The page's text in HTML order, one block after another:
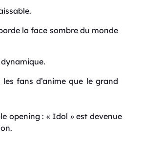
la face sombre du monde
fans d’anime que le grand
opening : « Idol » est devenue